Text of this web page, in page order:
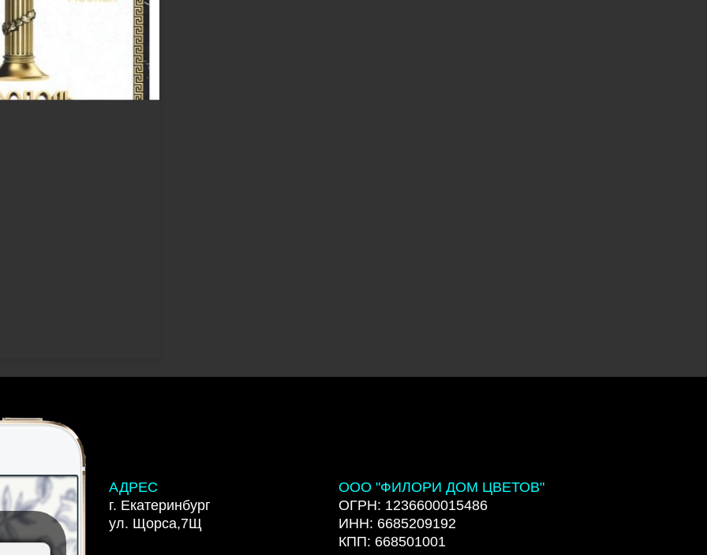
АДРЕС
г. Екатеринбург
ул. Щорса,7Щ
ООО "ФИЛОРИ ДОМ ЦВЕТОВ"
ОГРН: 1236600015486
ИНН: 6685209192
КПП: 668501001